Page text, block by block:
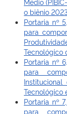
o biênio
Portaria nº
para
Tecnológico
Portaria nº
para
Tecnológico
Portaria nº
para